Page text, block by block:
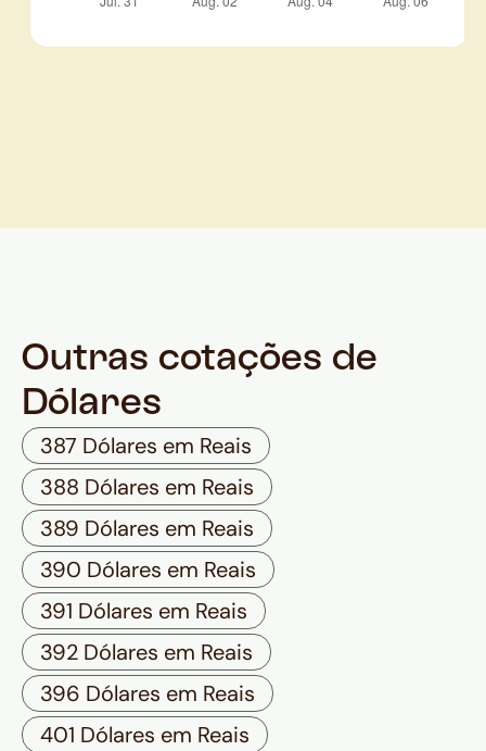
Outras cotações de
Dólares
387 Dólares em Reais
388 Dólares em Reais
389 Dólares em Reais
390 Dólares em Reais
391 Dólares em Reais
392 Dólares em Reais
396 Dólares em Reais
401 Dólares em Reais